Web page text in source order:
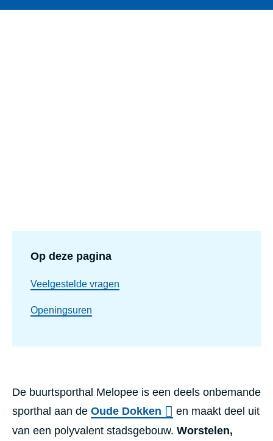
Op deze pagina
Veelgestelde vragen
Openingsuren
De buurtsporthal Melopee is een deels onbemande
sporthal aan de Oude Dokken
en maakt deel uit
van een polyvalent stadsgebouw. Worstelen,